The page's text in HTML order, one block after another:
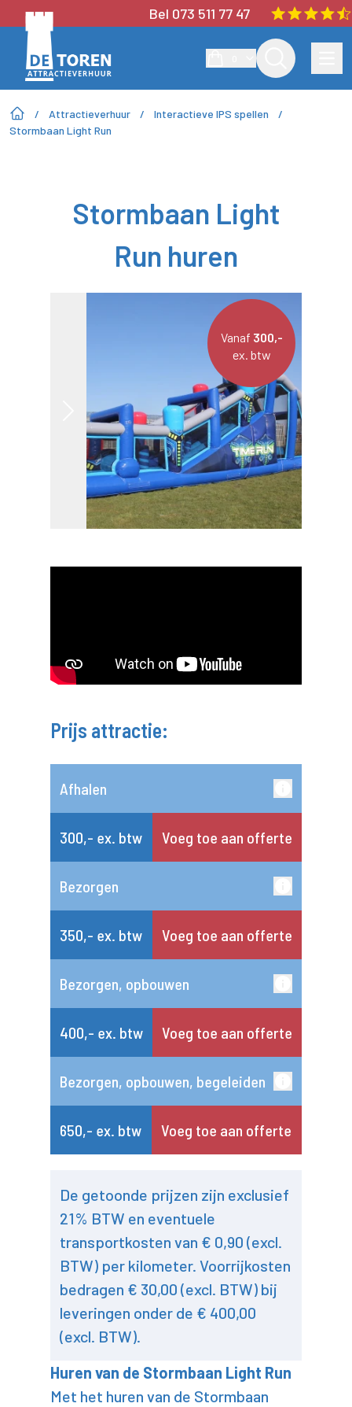
Bel 073 511 77 47
/ Attractieverhuur / Interactieve IPS spellen
/
Stormbaan Light Run
Stormbaan Light
Run huren
Vanaf 300,-
ex. btw
Prijs attractie:
Afhalen
300,- ex. btw Voeg toe aan offerte
Bezorgen
350,- ex. btw Voeg toe aan offerte
Bezorgen, opbouwen
400,- ex. btw Voeg toe aan offerte
Bezorgen, opbouwen, begeleiden
650,- ex. btw Voeg toe aan offerte
De getoonde prijzen zijn exclusief
21% BTW en eventuele
transportkosten van € 0,90 (excl.
BTW) per kilometer. Voorrijkosten
bedragen € 30,00 (excl. BTW) bij
leveringen onder de € 400,00
(excl. BTW).
Huren van de Stormbaan Light Run
Met het huren van de Stormbaan